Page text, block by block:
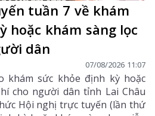
tuần 7 về khám
hoặc khám sàng lọc
dân
07/08/2026 11:07
khám sức khỏe định kỳ hoặc
cho người dân tỉnh Lai Châu
Hội nghị trực tuyến (lần thứ